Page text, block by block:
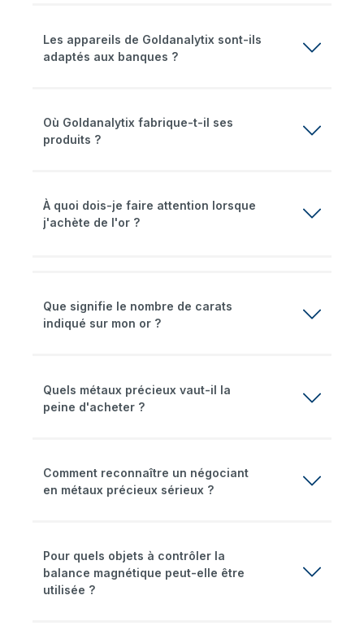
Les appareils de Goldanalytix sont-ils
adaptés aux banques ?
Où Goldanalytix fabrique-t-il ses
produits ?
À quoi dois-je faire attention lorsque
j'achète de l'or ?
Que signifie le nombre de carats
indiqué sur mon or ?
Quels métaux précieux vaut-il la
peine d'acheter ?
Comment reconnaître un négociant
en métaux précieux sérieux ?
Pour quels objets à contrôler la
balance magnétique peut-elle être
utilisée ?